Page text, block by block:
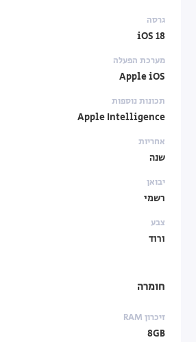
גרסה
iOS 18
מערכת הפעלה
Apple iOS
תכונות נוספות
Apple Intelligence
אחריות
שנה
יבואן
רשמי
צבע
ורוד
חומרה
זיכרון RAM
8GB